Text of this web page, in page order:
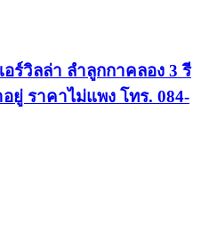
ร์วิลล่า ลำลูกกาคลอง 3 รี
ยู่ ราคาไม่แพง โทร. 084-